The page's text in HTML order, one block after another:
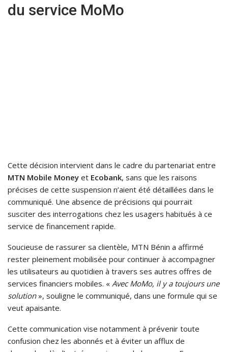
du service MoMo
Cette décision intervient dans le cadre du partenariat entre
MTN Mobile Money et Ecobank, sans que les raisons
précises de cette suspension n’aient été détaillées dans le
communiqué. Une absence de précisions qui pourrait
susciter des interrogations chez les usagers habitués à ce
service de financement rapide.
Soucieuse de rassurer sa clientèle, MTN Bénin a affirmé
rester pleinement mobilisée pour continuer à accompagner
les utilisateurs au quotidien à travers ses autres offres de
services financiers mobiles. « Avec MoMo, il y a toujours une
solution», souligne le communiqué, dans une formule qui se
veut apaisante.
Cette communication vise notamment à prévenir toute
confusion chez les abonnés et à éviter un afflux de